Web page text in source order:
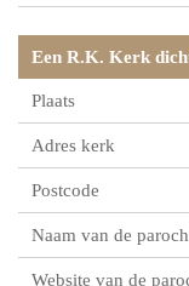
Een R.K. Kerk
Plaats
Adres kerk
Postcode
Naam van de
Website van de